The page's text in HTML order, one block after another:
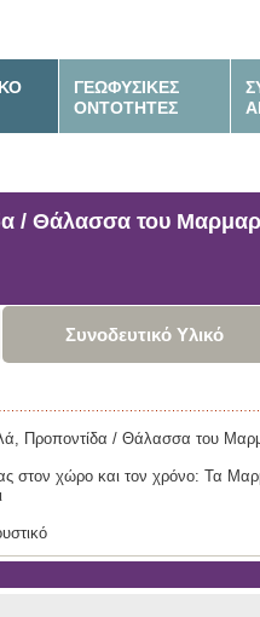
ΓΕΩΦΥΣΙΚΕΣ
ΟΝΤΟΤΗΤΕΣ
/ Θάλασσα του
Συνοδευτικό Υλικό
Προποντίδα / Θάλασσα του
στον χώρο και τον χρόνο: Τα